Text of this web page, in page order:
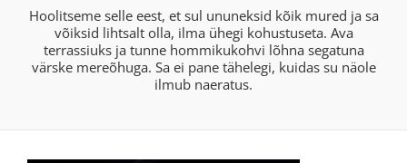
Hoolitseme selle eest, et sul ununeksid kõik mured ja sa
võiksid lihtsalt olla, ilma ühegi kohustuseta. Ava
terrassiuks ja tunne hommikukohvi lõhna segatuna
värske mereõhuga. Sa ei pane tähelegi, kuidas su näole
ilmub naeratus.